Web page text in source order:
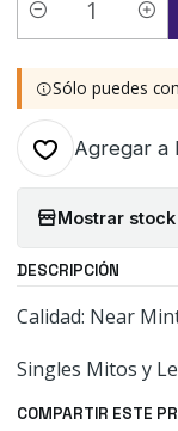
Cantidad
Sólo puedes
Agregar a
Mostrar
DESCRIPCIÓN
Calidad: Near
Singles Mitos y
COMPARTIR ESTE